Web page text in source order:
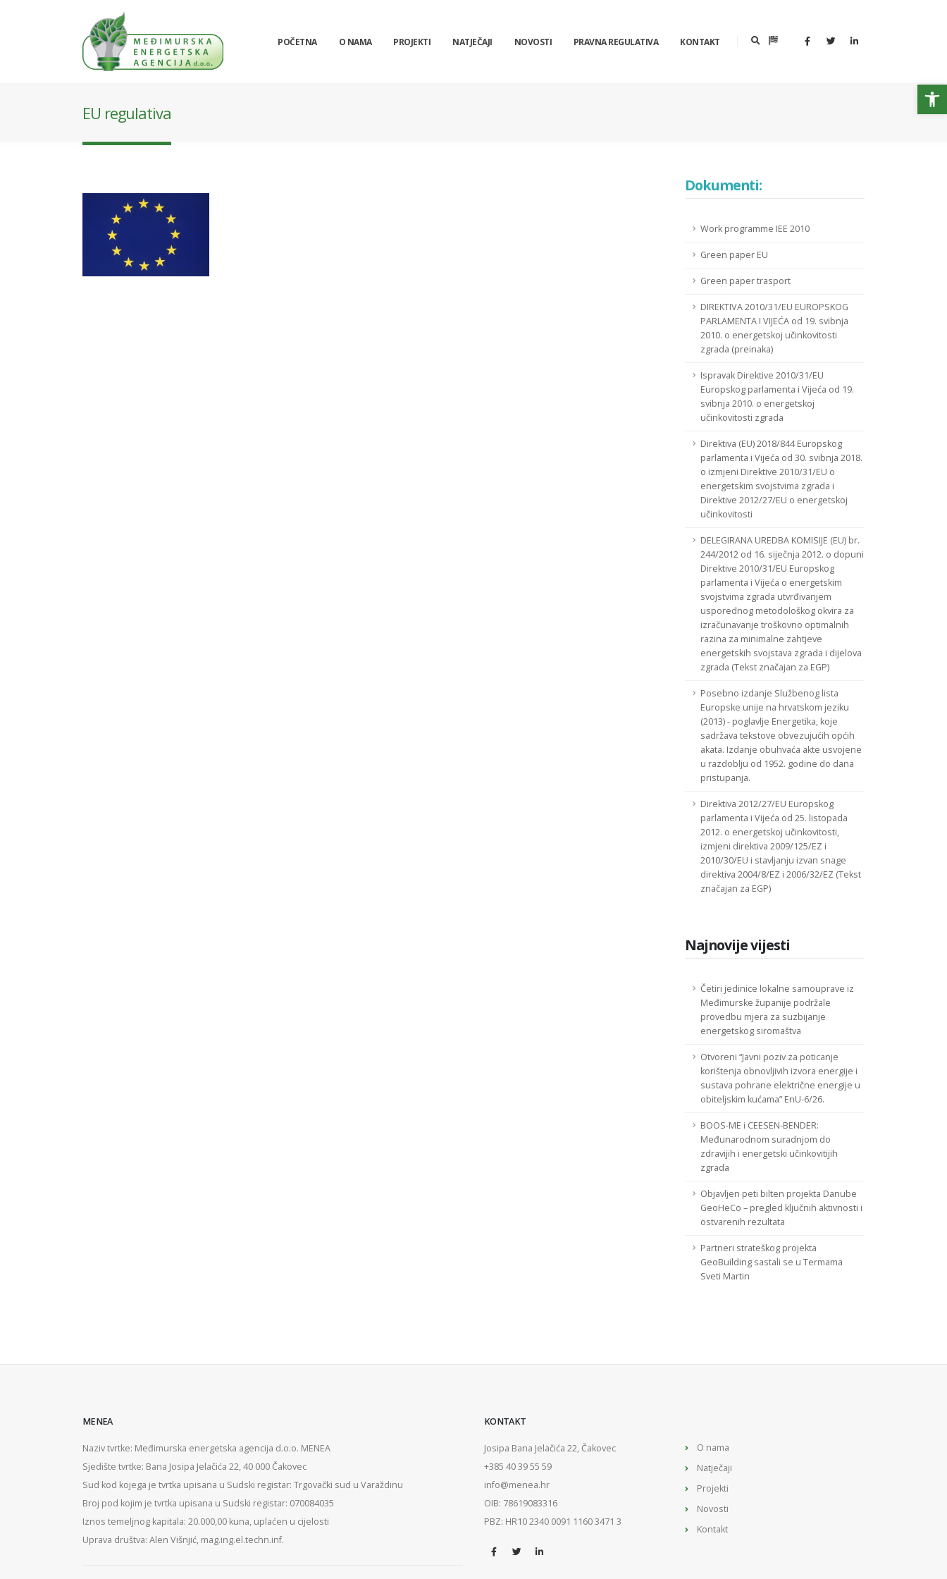
POČETNA O NAMA PROJEKTI NATJEČAJI NOVOSTI PRAVNA REGULATIVA KONTAKT
EU regulativa
Dokumenti:
Work programme IEE 2010
Green paper EU
Green paper trasport
DIREKTIVA 2010/31/EU EUROPSKOG
PARLAMENTA I VIJEĆA od 19. svibnja
2010. o energetskoj učinkovitosti
zgrada (preinaka)
Ispravak Direktive 2010/31/EU
Europskog parlamenta i Vijeća od 19.
svibnja 2010. o energetskoj
učinkovitosti zgrada
Direktiva (EU) 2018/844 Europskog
parlamenta i Vijeća od 30. svibnja 2018.
o izmjeni Direktive 2010/31/EU o
energetskim svojstvima zgrada i
Direktive 2012/27/EU o energetskoj
učinkovitosti
DELEGIRANA UREDBA KOMISIJE (EU) br.
244/2012 od 16. siječnja 2012. o dopuni
Direktive 2010/31/EU Europskog
parlamenta i Vijeća o energetskim
svojstvima zgrada utvrđivanjem
usporednog metodološkog okvira za
izračunavanje troškovno optimalnih
razina za minimalne zahtjeve
energetskih svojstava zgrada i dijelova
zgrada (Tekst značajan za EGP)
Posebno izdanje Službenog lista
Europske unije na hrvatskom jeziku
(2013) - poglavlje Energetika, koje
sadržava tekstove obvezujućih općih
akata. Izdanje obuhvaća akte usvojene
u razdoblju od 1952. godine do dana
pristupanja.
Direktiva 2012/27/EU Europskog
parlamenta i Vijeća od 25. listopada
2012. o energetskoj učinkovitosti,
izmjeni direktiva 2009/125/EZ i
2010/30/EU i stavljanju izvan snage
direktiva 2004/8/EZ i 2006/32/EZ (Tekst
značajan za EGP)
Najnovije vijesti
Četiri jedinice lokalne samouprave iz
Međimurske županije podržale
provedbu mjera za suzbijanje
energetskog siromaštva
Otvoreni “Javni poziv za poticanje
korištenja obnovljivih izvora energije i
sustava pohrane električne energije u
obiteljskim kućama” EnU-6/26.
BOOS-ME i CEESEN-BENDER:
Međunarodnom suradnjom do
zdravijih i energetski učinkovitijih
zgrada
Objavljen peti bilten projekta Danube
GeoHeCo – pregled ključnih aktivnosti i
ostvarenih rezultata
Partneri strateškog projekta
GeoBuilding sastali se u Termama
Sveti Martin
MENEA
Naziv tvrtke: Međimurska energetska agencija d.o.o. MENEA
Sjedište tvrtke: Bana Josipa Jelačića 22, 40 000 Čakovec
Sud kod kojega je tvrtka upisana u Sudski registar: Trgovački sud u Varaždinu
Broj pod kojim je tvrtka upisana u Sudski registar: 070084035
Iznos temeljnog kapitala: 20.000,00 kuna, uplaćen u cijelosti
Uprava društva: Alen Višnjić, mag.ing.el.techn.inf.
KONTAKT
Josipa Bana Jelačića 22, Čakovec
+385 40 39 55 59
info@menea.hr
OIB: 78619083316
PBZ: HR10 2340 0091 1160 3471 3
O nama
Natječaji
Projekti
Novosti
Kontakt